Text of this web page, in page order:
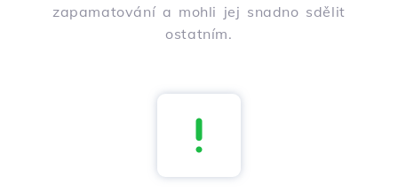
zapamatování a mohli jej snadno sdělit
ostatním.